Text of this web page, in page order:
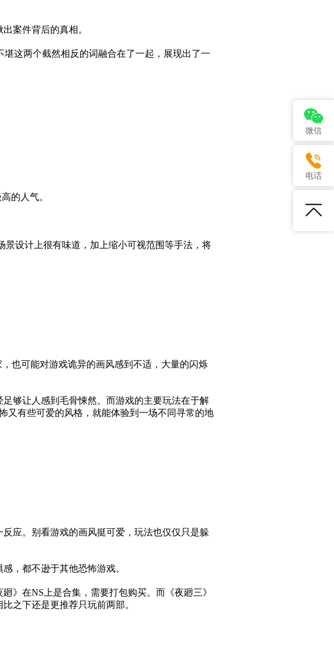
案件背后的真相。
这两个截然相反的词融合在了一起，展现出了一
的人气。
设计上很有味道，加上缩小可视范围等手法，将
也可能对游戏诡异的画风感到不适，大量的闪烁
够让人感到毛骨悚然。而游戏的主要玩法在于解
又有些可爱的风格，就能体验到一场不同寻常的地
应。别看游戏的画风挺可爱，玩法也仅仅只是躲
，都不逊于其他恐怖游戏。
》在NS上是合集，需要打包购买。而《夜廻三》
之下还是更推荐只玩前两部。
微信
电话